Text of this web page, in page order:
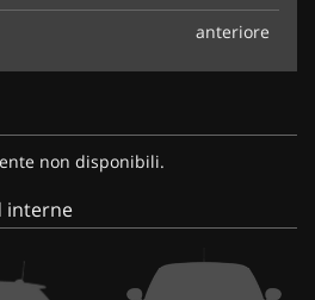
anteriore
non disponibili.
interne